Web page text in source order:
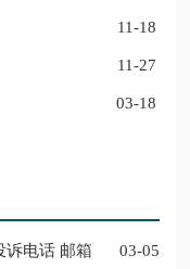
11-18
11-27
03-18
诉电话 邮箱 03-05